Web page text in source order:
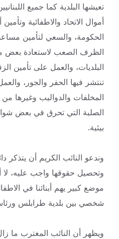
تعيشها البلدية كما جميع
أموال الاتحاد والاطفائية
الحكومة، والسعي لتأمين
الظرف الصعب لاستعادة بعض
البلديات، والعمل على تأمين
تنتشر فيها الحفر والجور،
المخلفات والدواليب وغيرها من
الصلبة التي تحرق في بعض
بيئية.
وندعو النائب الكريم أن يتذكر
وتحصيل حقوقها واجب عليه،
موضع كبير يهم أبنائنا في
شخصي بين بلدية طرابلس
ويظهر أن النائب المغترب ما